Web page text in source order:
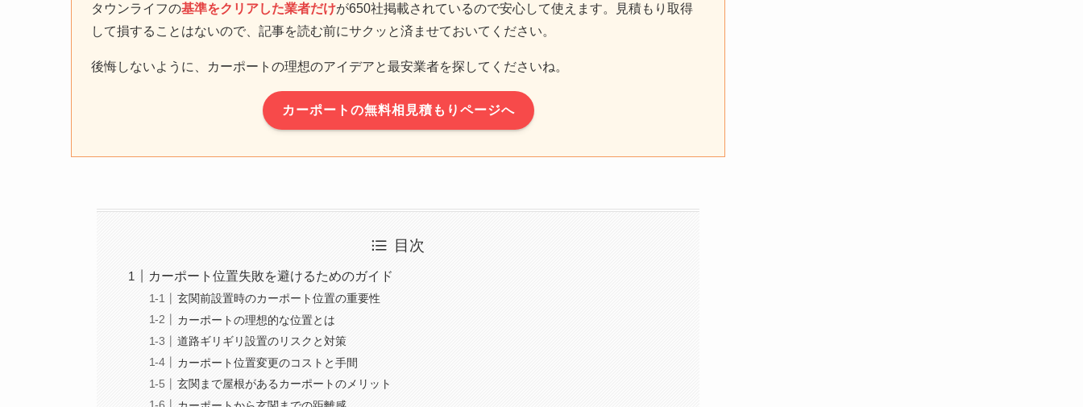
タウンライフの基準をクリアした業者だけが650社掲載されているので安心して使えます。見積もり取得
して損することはないので、記事を読む前にサクッと済ませておいてください。
後悔しないように、カーポートの理想のアイデアと最安業者を探してくださいね。
カーポートの無料相見積もりページへ
目次
カーポート位置失敗を避けるためのガイド
玄関前設置時のカーポート位置の重要性
カーポートの理想的な位置とは
道路ギリギリ設置のリスクと対策
カーポート位置変更のコストと手間
玄関まで屋根があるカーポートのメリット